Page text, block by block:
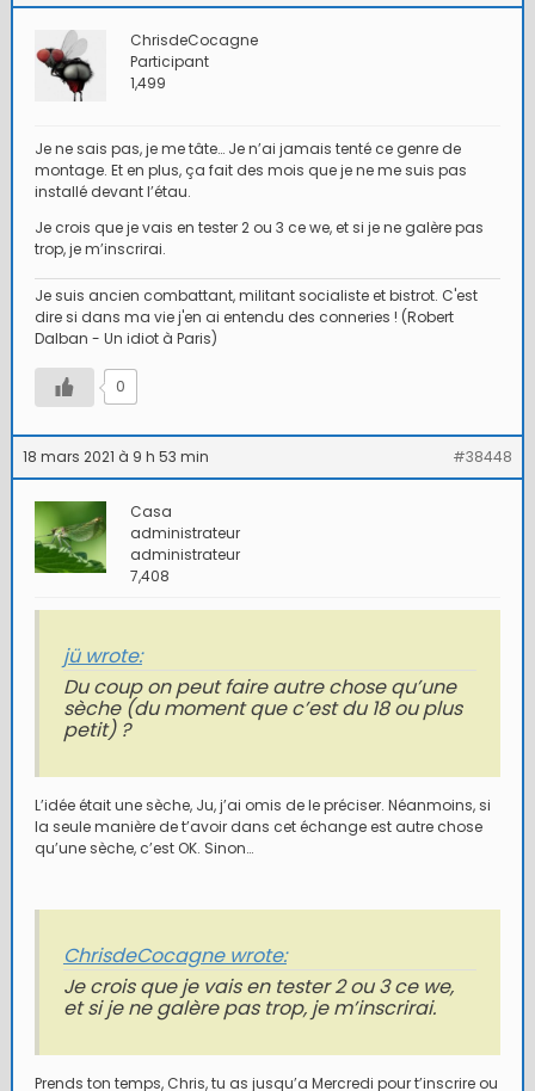
ChrisdeCocagne
Participant
1,499
Je ne sais pas, je me tâte… Je n’ai jamais tenté ce genre de
montage. Et en plus, ça fait des mois que je ne me suis pas
installé devant l’étau.
Je crois que je vais en tester 2 ou 3 ce we, et si je ne galère pas
trop, je m’inscrirai.
Je suis ancien combattant, militant socialiste et bistrot. C'est
dire si dans ma vie j'en ai entendu des conneries ! (Robert
Dalban - Un idiot à Paris)
0
18 mars 2021 à 9 h 53 min #38448
Casa
administrateur
administrateur
7,408
jü wrote:
Du coup on peut faire autre chose qu’une
sèche (du moment que c’est du 18 ou plus
petit) ?
L’idée était une sèche, Ju, j’ai omis de le préciser. Néanmoins, si
la seule manière de t’avoir dans cet échange est autre chose
qu’une sèche, c’est OK. Sinon…
ChrisdeCocagne wrote:
Je crois que je vais en tester 2 ou 3 ce we,
et si je ne galère pas trop, je m’inscrirai.
Prends ton temps, Chris, tu as jusqu’a Mercredi pour t’inscrire ou